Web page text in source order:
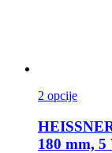
2 opcije
180 mm, 5